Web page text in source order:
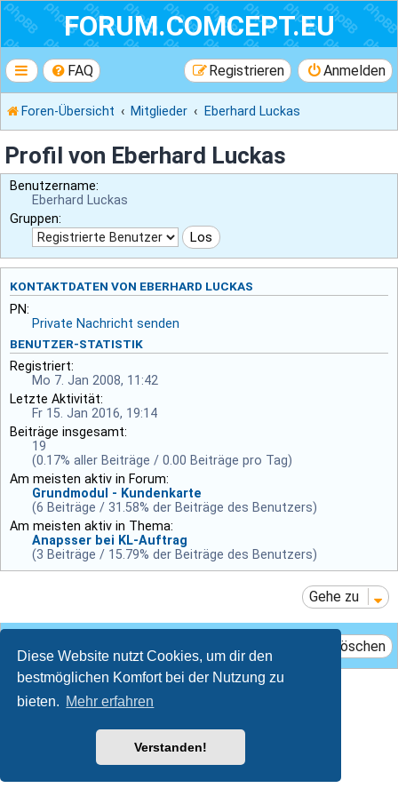
Diese Website nutzt Cookies, um dir den
bestmöglichen Komfort bei der Nutzung zu
bieten. Mehr erfahren
Verstanden!
FORUM.COMCEPT.EU
FAQ Anmelden
Registrieren
Foren-Übersicht Mitglieder Eberhard Luckas
Profil von Eberhard Luckas
Benutzername:
Eberhard Luckas
Gruppen:
KONTAKTDATEN VON EBERHARD LUCKAS
PN:
Private Nachricht senden
BENUTZER-STATISTIK
Registriert:
Mo 7. Jan 2008, 11:42
Letzte Aktivität:
Fr 15. Jan 2016, 19:14
Beiträge insgesamt:
19
(0.17% aller Beiträge / 0.00 Beiträge pro Tag)
Am meisten aktiv in Forum:
Grundmodul - Kundenkarte
(6 Beiträge / 31.58% der Beiträge des Benutzers)
Am meisten aktiv in Thema:
Anapsser bei KL-Auftrag
(3 Beiträge / 15.79% der Beiträge des Benutzers)
Gehe zu
Alle Cookies löschen
Mitglieder
Das Team
Powered byphpBB
Nutzungsbedingungen